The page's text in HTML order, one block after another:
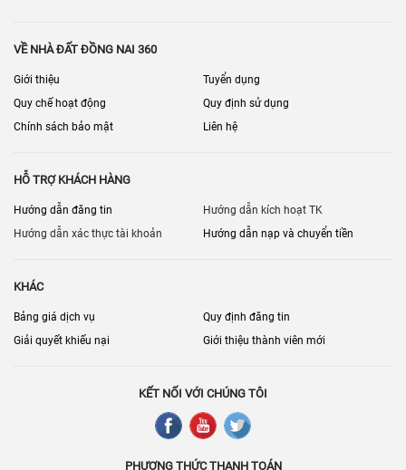
VỀ NHÀ ĐẤT ĐỒNG NAI 360
Giới thiệu
Tuyển dụng
Quy chế hoạt động
Quy định sử dụng
Chính sách bảo mật
Liên hệ
HỖ TRỢ KHÁCH HÀNG
Hướng dẫn đăng tin
Hướng dẫn kích hoạt TK
Hướng dẫn xác thực tài khoản
Hướng dẫn nạp và chuyển tiền
KHÁC
Bảng giá dịch vụ
Quy định đăng tin
Giải quyết khiếu nại
Giới thiệu thành viên mới
KẾT NỐI VỚI CHÚNG TÔI
PHƯƠNG THỨC THANH TOÁN